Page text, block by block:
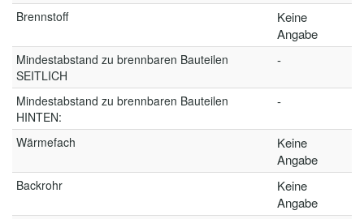
Brennstoff
Keine
Angabe
Mindestabstand zu brennbaren Bauteilen
SEITLICH
-
Mindestabstand zu brennbaren Bauteilen
HINTEN:
-
Wärmefach
Keine
Angabe
Backrohr
Keine
Angabe